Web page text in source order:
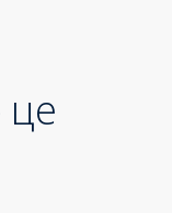
це